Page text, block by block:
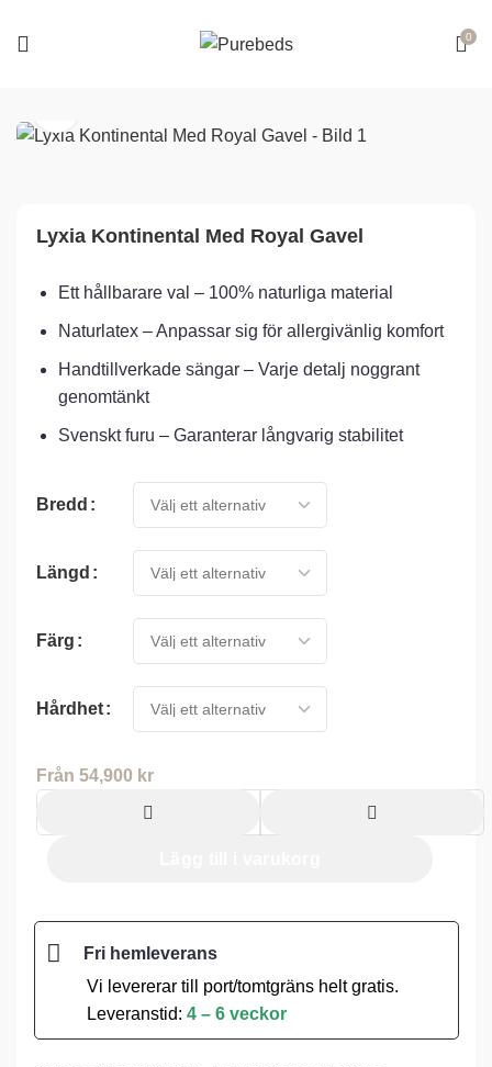
0
Lyxia Kontinental Med Royal Gavel
Ett hållbarare val – 100% naturliga material
Naturlatex – Anpassar sig för allergivänlig komfort
Handtillverkade sängar – Varje detalj noggrant
genomtänkt
Svenskt furu – Garanterar långvarig stabilitet
Bredd
Längd
Färg
Hårdhet
Från 54,900 kr
Fri hemleverans
Vi levererar till port/tomtgräns helt gratis.
Leveranstid: 4 – 6 veckor